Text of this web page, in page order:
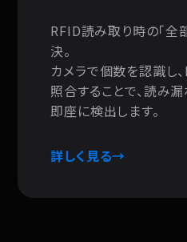
RFID読み取り時の「全
決。
カメラで個数を認識し
照合することで、読み
即座に検出します。
詳しく見る